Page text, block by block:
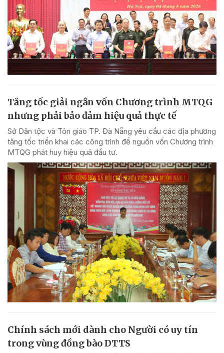
Tăng tốc giải ngân vốn Chương trình MTQG
nhưng phải bảo đảm hiệu quả thực tế
Sở Dân tộc và Tôn giáo TP. Đà Nẵng yêu cầu các địa phương
tăng tốc triển khai các công trình để nguồn vốn Chương trình
MTQG phát huy hiệu quả đầu tư.
Chính sách mới dành cho Người có uy tín
trong vùng đồng bào DTTS